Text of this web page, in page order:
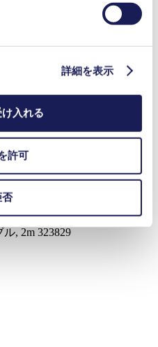
詳細を表示
入れる
許可
否
型番
307758
ル, 2m 323829